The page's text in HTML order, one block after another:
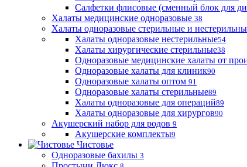
Салфетки флисовые (сменный блок для
Халаты медицинские одноразовые 38
Халаты одноразовые стерильные и
Халаты одноразовые нестерильные54
Халаты хирургические стерильные38
Одноразовые медицинские халаты от
Одноразовые халаты для клиник90
Одноразовые халаты оптом 91
Одноразовые халаты стерильные89
Халаты одноразовые для операций89
Халаты одноразовые для хирургов90
Акушерский набор для родов 9
Акушерские комплекты9
Чистовье
Одноразовые бахилы 3